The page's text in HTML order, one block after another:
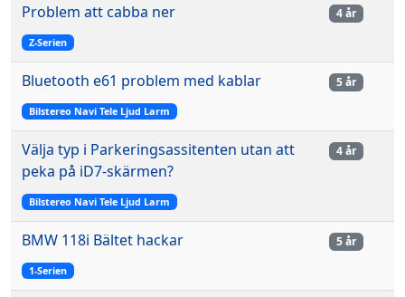
Problem att cabba ner
Z-Serien
4 år
Bluetooth e61 problem med kablar
Bilstereo Navi Tele Ljud Larm
5 år
Välja typ i Parkeringsassitenten utan att
peka på iD7-skärmen?
Bilstereo Navi Tele Ljud Larm
4 år
BMW 118i Bältet hackar
1-Serien
5 år